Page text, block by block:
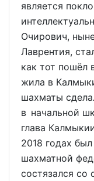
является
Очирович,
Лаврентия,
как тот пошёл
жила в
шахматы
в начальной
глава
2018 годах
шахматной
состязался